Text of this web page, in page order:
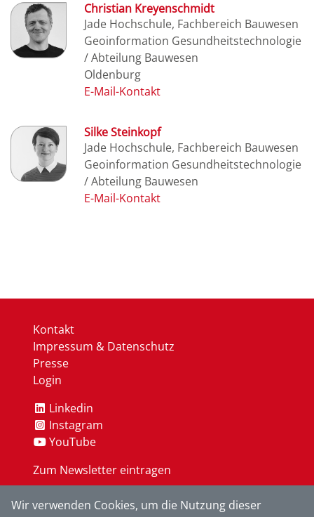
Christian Kreyenschmidt
Jade Hochschule, Fachbereich Bauwesen
Geoinformation Gesundheitstechnologie
/ Abteilung Bauwesen
Oldenburg
Silke Steinkopf
Jade Hochschule, Fachbereich Bauwesen
Geoinformation Gesundheitstechnologie
/ Abteilung Bauwesen
Kontakt
Impressum & Datenschutz
Presse
Login
Linkedin
Instagram
YouTube
Zum Newsletter eintragen
Wir verwenden Cookies, um die Nutzung dieser